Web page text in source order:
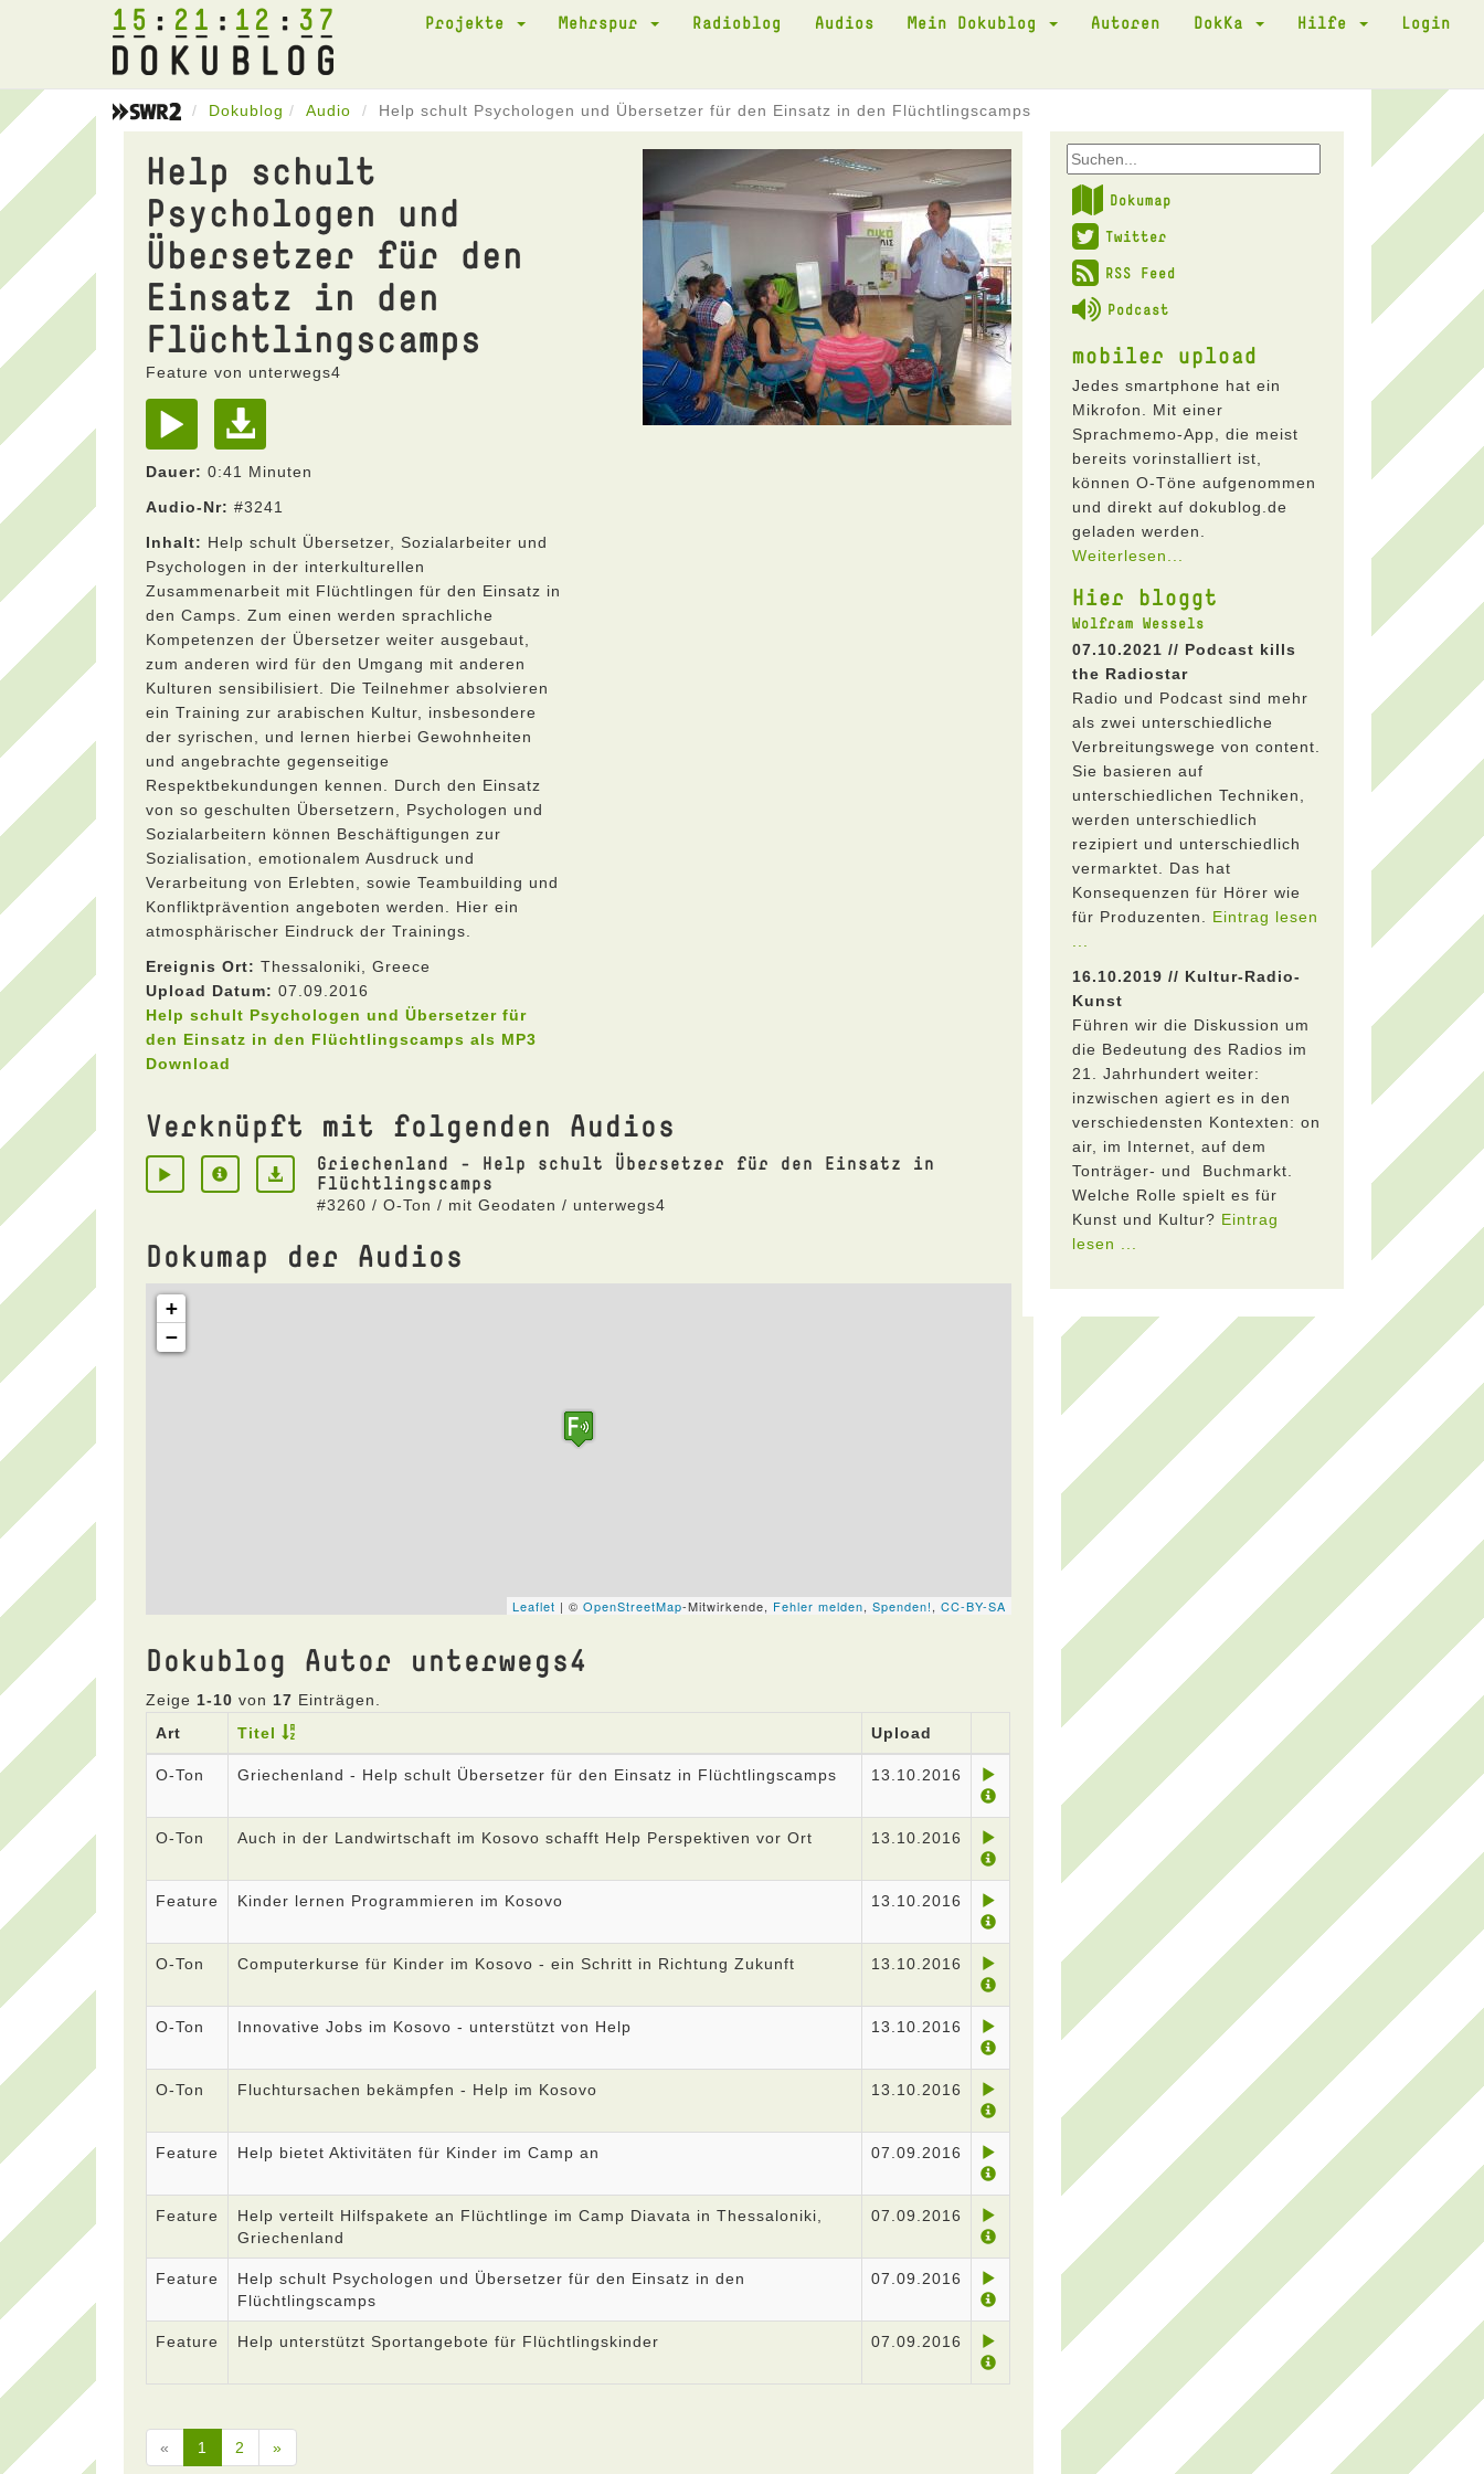
15 21 12 37 Projekte Mehrspur Radioblog Audios Mein Dokublog Autoren DokKa Hilfe Login
Dokublog Audio Help schult Psychologen und Übersetzer für den Einsatz in den Flüchtlingscamps
Help schult
Psychologen und
Übersetzer für den
Einsatz in den
Flüchtlingscamps
Feature von unterwegs4
Dauer: 0:41 Minuten
Audio-Nr: #3241
Inhalt: Help schult Übersetzer, Sozialarbeiter und
Psychologen in der interkulturellen
Zusammenarbeit mit Flüchtlingen für den Einsatz in
den Camps. Zum einen werden sprachliche
Kompetenzen der Übersetzer weiter ausgebaut,
zum anderen wird für den Umgang mit anderen
Kulturen sensibilisiert. Die Teilnehmer absolvieren
ein Training zur arabischen Kultur, insbesondere
der syrischen, und lernen hierbei Gewohnheiten
und angebrachte gegenseitige
Respektbekundungen kennen. Durch den Einsatz
von so geschulten Übersetzern, Psychologen und
Sozialarbeitern können Beschäftigungen zur
Sozialisation, emotionalem Ausdruck und
Verarbeitung von Erlebten, sowie Teambuilding und
Konfliktprävention angeboten werden. Hier ein
atmosphärischer Eindruck der Trainings.
Ereignis Ort: Thessaloniki, Greece
Upload Datum: 07.09.2016
Help schult Psychologen und Übersetzer für
den Einsatz in den Flüchtlingscamps als MP3
Download
Verknüpft mit folgenden Audios
Griechenland - Help schult Übersetzer für den Einsatz in
Flüchtlingscamps
#3260 / O-Ton / mit Geodaten / unterwegs4
Dokumap der Audios
Dokublog Autor unterwegs4
Zeige 1-10 von 17 Einträgen.
Art
Titel Upload
O-Ton Griechenland - Help schult Übersetzer für den Einsatz in Flüchtlingscamps 13.10.2016
O-Ton Auch in der Landwirtschaft im Kosovo schafft Help Perspektiven vor Ort 13.10.2016
Feature Kinder lernen Programmieren im Kosovo 13.10.2016
O-Ton Computerkurse für Kinder im Kosovo - ein Schritt in Richtung Zukunft 13.10.2016
O-Ton Innovative Jobs im Kosovo - unterstützt von Help 13.10.2016
O-Ton Fluchtursachen bekämpfen - Help im Kosovo 13.10.2016
Feature Help bietet Aktivitäten für Kinder im Camp an 07.09.2016
Feature
Help verteilt Hilfspakete an Flüchtlinge im Camp Diavata in Thessaloniki,
Griechenland
07.09.2016
Feature
Help schult Psychologen und Übersetzer für den Einsatz in den
Flüchtlingscamps
07.09.2016
Feature Help unterstützt Sportangebote für Flüchtlingskinder 07.09.2016
« 1 2 »
Dokumap
Twitter
RSS Feed
Podcast
mobiler upload
Jedes smartphone hat ein
Mikrofon. Mit einer
Sprachmemo-App, die meist
bereits vorinstalliert ist,
können O-Töne aufgenommen
und direkt auf dokublog.de
geladen werden.
Weiterlesen...
Hier bloggt
Wolfram Wessels
07.10.2021 // Podcast kills
the Radiostar
Radio und Podcast sind mehr
als zwei unterschiedliche
Verbreitungswege von content.
Sie basieren auf
unterschiedlichen Techniken,
werden unterschiedlich
rezipiert und unterschiedlich
vermarktet. Das hat
Konsequenzen für Hörer wie
für Produzenten. Eintrag lesen
16.10.2019 // Kultur-Radio-
Kunst
Führen wir die Diskussion um
die Bedeutung des Radios im
21. Jahrhundert weiter:
inzwischen agiert es in den
verschiedensten Kontexten: on
air, im Internet, auf dem
Tonträger- und Buchmarkt.
Welche Rolle spielt es für
Kunst und Kultur? Eintrag
lesen ...